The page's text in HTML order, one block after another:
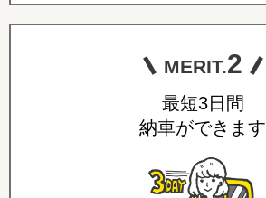
MERIT.2
最短3日間
納車ができます